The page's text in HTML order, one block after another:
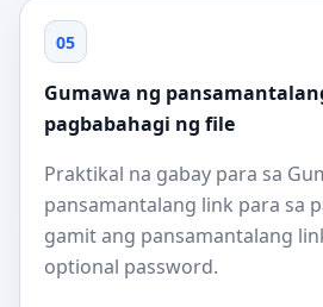
05
Gumawa ng
pagbabahagi ng file
Praktikal na gabay para sa
pansamantalang link para sa
gamit ang pansamantalang
optional password.